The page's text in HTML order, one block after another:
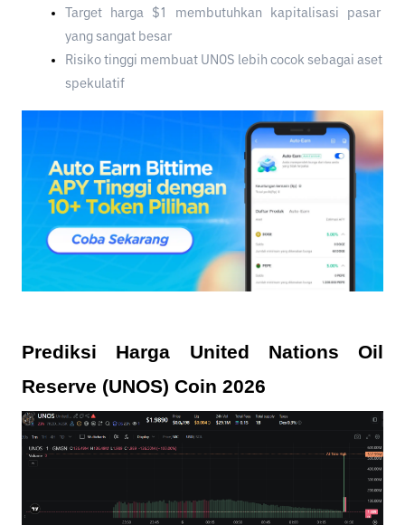
Target harga $1 membutuhkan kapitalisasi pasar
yang sangat besar
Risiko tinggi membuat UNOS lebih cocok sebagai aset
spekulatif
Prediksi Harga United Nations Oil
Reserve (UNOS) Coin 2026